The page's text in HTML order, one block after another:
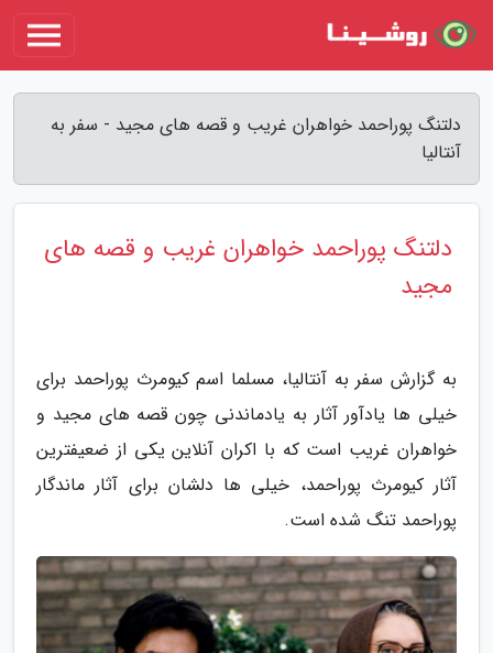
دلتنگ پوراحمد خواهران غریب و قصه های مجید - سفر به
آنتالیا
دلتنگ پوراحمد خواهران غریب و قصه های
مجید
به گزارش سفر به آنتالیا، مسلما اسم کیومرث پوراحمد برای
خیلی ها یادآور آثار به یادماندنی چون قصه های مجید و
خواهران غریب است که با اکران آنلاین یکی از ضعیفترین
آثار کیومرث پوراحمد، خیلی ها دلشان برای آثار ماندگار
پوراحمد تنگ شده است.